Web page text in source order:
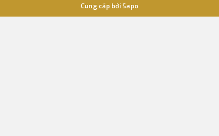
Cung cấp bởi Sapo